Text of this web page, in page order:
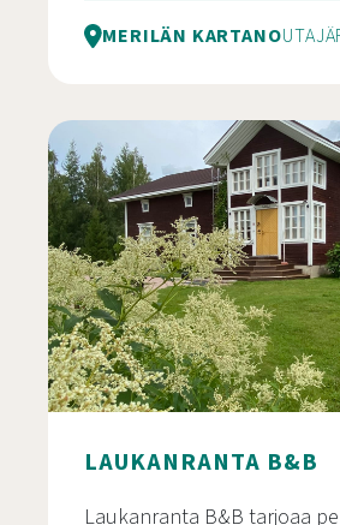
MERILÄN KARTANO
LAUKANRANTA B&B
Laukanranta B&B tarjoaa